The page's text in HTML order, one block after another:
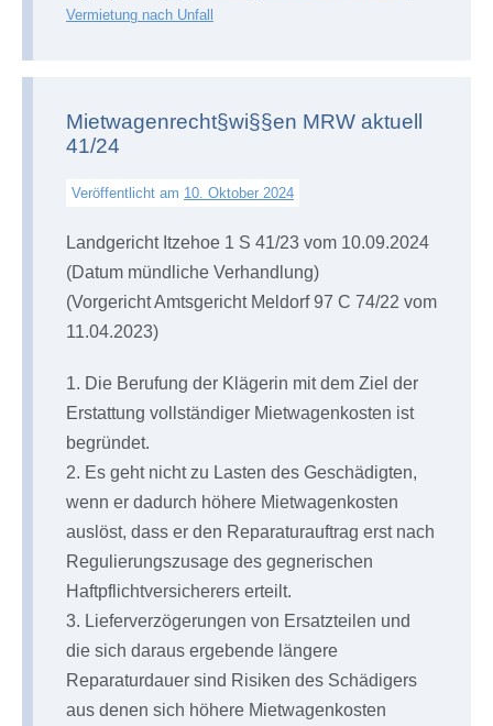
Vermietung nach Unfall
Mietwagenrecht§wi§§en MRW aktuell
41/24
Veröffentlicht am 10. Oktober 2024
Landgericht Itzehoe 1 S 41/23 vom 10.09.2024
(Datum mündliche Verhandlung)
(Vorgericht Amtsgericht Meldorf 97 C 74/22 vom
11.04.2023)
1. Die Berufung der Klägerin mit dem Ziel der
Erstattung vollständiger Mietwagenkosten ist
begründet.
2. Es geht nicht zu Lasten des Geschädigten,
wenn er dadurch höhere Mietwagenkosten
auslöst, dass er den Reparaturauftrag erst nach
Regulierungszusage des gegnerischen
Haftpflichtversicherers erteilt.
3. Lieferverzögerungen von Ersatzteilen und
die sich daraus ergebende längere
Reparaturdauer sind Risiken des Schädigers
aus denen sich höhere Mietwagenkosten